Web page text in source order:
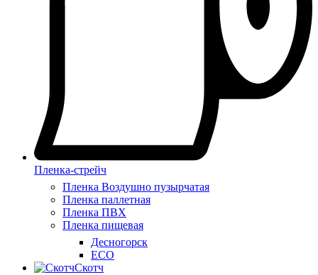
Пленка-стрейч
Пленка Воздушно пузырчатая
Пленка паллетная
Пленка ПВХ
Пленка пищевая
Десногорск
ECO
Скотч